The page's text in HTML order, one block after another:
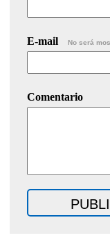
E-mail No será
Comentario